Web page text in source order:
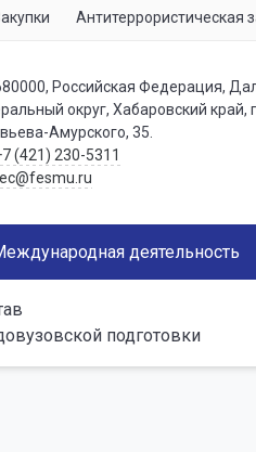
Антитеррористическая
Российская Федерация,
округ, Хабаровский край,
Амурского, 35.
(421) 230-5311
деятельность
подготовки